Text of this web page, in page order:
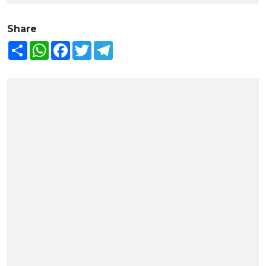
Share
Share WhatsAppFacebook
Twitter